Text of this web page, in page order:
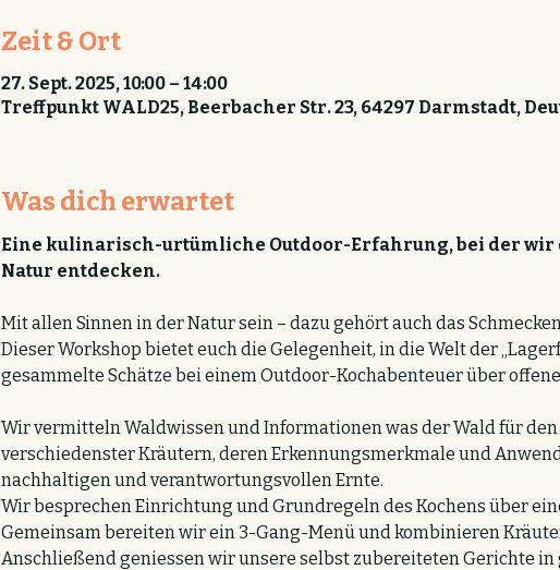
Zeit & Ort
27. Sept. 2025, 10:00 – 14:00
Treffpunkt WALD25, Beerbacher Str. 23, 64297 Darmstadt,
Was dich erwartet
Eine kulinarisch-urtümliche Outdoor-Erfahrung, bei der wir
Natur entdecken.
Mit allen Sinnen in der Natur sein – dazu gehört auch das
Dieser Workshop bietet euch die Gelegenheit, in die Welt der
gesammelte Schätze bei einem Outdoor-Kochabenteuer über
Wir vermitteln Waldwissen und Informationen was der Wald für
verschiedenster Kräutern, deren Erkennungsmerkmale und
nachhaltigen und verantwortungsvollen Ernte.
Wir besprechen Einrichtung und Grundregeln des Kochens über
Gemeinsam bereiten wir ein 3-Gang-Menü und kombinieren
Anschließend geniessen wir unsere selbst zubereiteten Gerichte in